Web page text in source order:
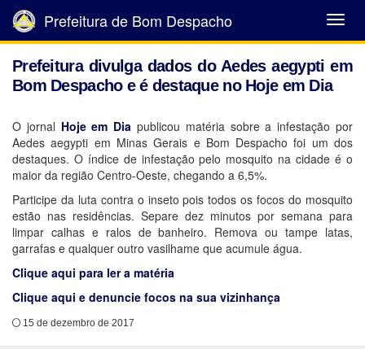
Abrir
Menu
Prefeitura de Bom Despacho
Prefeitura divulga dados do Aedes aegypti em
Bom Despacho e é destaque no Hoje em Dia
O jornal Hoje em Dia publicou matéria sobre a infestação por
Aedes aegypti em Minas Gerais e Bom Despacho foi um dos
destaques. O índice de infestação pelo mosquito na cidade é o
maior da região Centro-Oeste, chegando a 6,5%.
Participe da luta contra o inseto pois todos os focos do mosquito
estão nas residências. Separe dez minutos por semana para
limpar calhas e ralos de banheiro. Remova ou tampe latas,
garrafas e qualquer outro vasilhame que acumule água.
Clique aqui para ler a matéria
Clique aqui e denuncie focos na sua vizinhança
15 de dezembro de 2017